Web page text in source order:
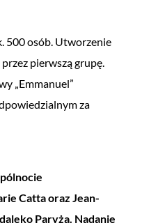
500 osób. Utworzenie
pierwszą grupę.
„Emmanuel”
za
Catta oraz Jean-
Paryża. Nadanie